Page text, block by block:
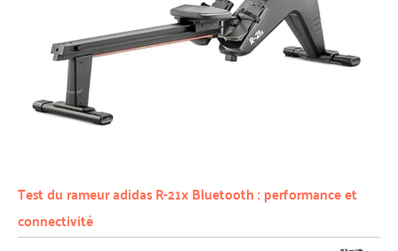
Test du rameur adidas R-21x Bluetooth : performance et
connectivité